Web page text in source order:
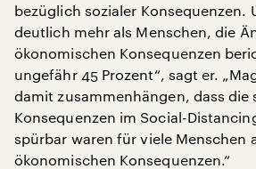
bezüglich sozialer Konsequenzen.
deutlich mehr als Menschen, die
ökonomischen Konsequenzen
ungefähr 45 Prozent“, sagt er.
damit zusammenhängen, dass die
Konsequenzen im Social-
spürbar waren für viele Menschen
ökonomischen Konsequenzen.“